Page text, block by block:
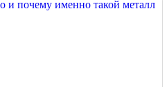
и удивительно трогательная